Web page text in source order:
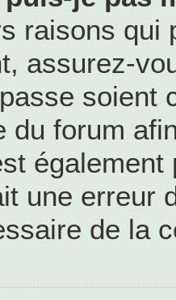
raisons qui
assurez-
soient
du forum
une erreur
de la